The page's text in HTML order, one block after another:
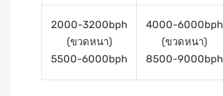
2000-3200bph
(ขวดหนา)
5500-6000bph
4000-6000bph
(ขวดหนา)
8500-9000bph